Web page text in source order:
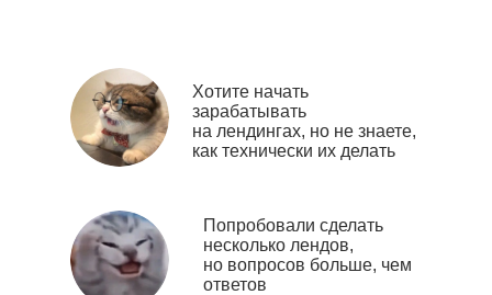
Хотите начать
зарабатывать
на лендингах, но не знаете,
как технически их делать
Попробовали сделать
несколько лендов,
но вопросов больше, чем
ответов